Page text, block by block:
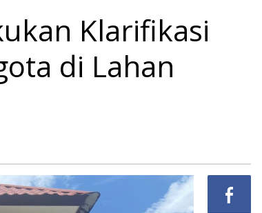
Klarifikasi
di Lahan